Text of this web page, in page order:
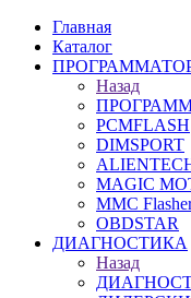
Главная
Каталог
Назад
PCMFLASH
DIMSPORT
MAGIC
MMC
OBDSTAR
ДИАГНОСТИКА
Назад